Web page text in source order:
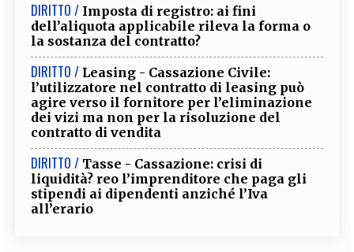
DIRITTO / Imposta di registro: ai fini
dell’aliquota applicabile rileva la forma o
la sostanza del contratto?
DIRITTO / Leasing - Cassazione Civile:
l’utilizzatore nel contratto di leasing può
agire verso il fornitore per l’eliminazione
dei vizi ma non per la risoluzione del
contratto di vendita
DIRITTO / Tasse - Cassazione: crisi di
liquidità? reo l’imprenditore che paga gli
stipendi ai dipendenti anziché l’Iva
all’erario